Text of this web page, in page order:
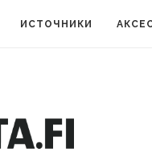
ИСТОЧНИКИ